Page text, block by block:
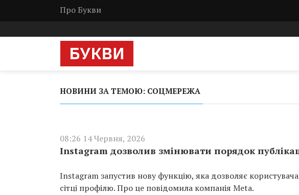
Про Букви
НОВИНИ ЗА ТЕМОЮ: СОЦМЕРЕЖА
08:26 14 Червня, 2026
Instagram дозволив змінювати порядок
Instagram запустив нову функцію, яка дозволяє
сітці профілю. Про це повідомила компанія Meta.